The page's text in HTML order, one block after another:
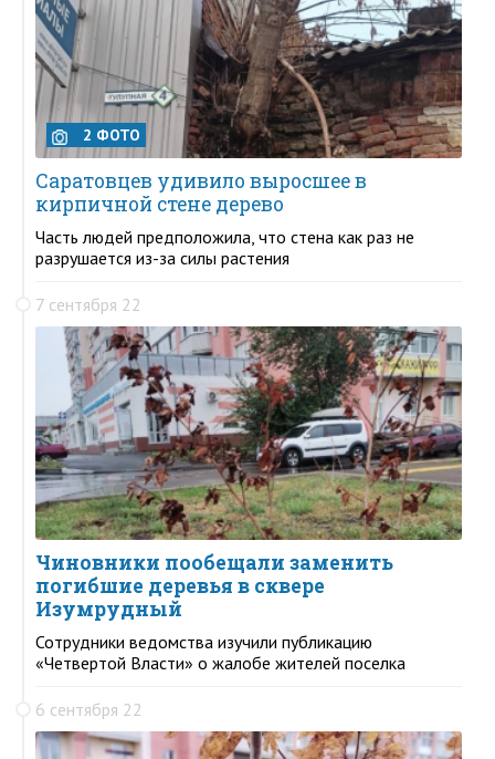
2 ФОТО
Саратовцев удивило выросшее в
кирпичной стене дерево
Часть людей предположила, что стена как раз не
разрушается из-за силы растения
7 сентября 22
Чиновники пообещали заменить
погибшие деревья в сквере
Изумрудный
Сотрудники ведомства изучили публикацию
«Четвертой Власти» о жалобе жителей поселка
6 сентября 22